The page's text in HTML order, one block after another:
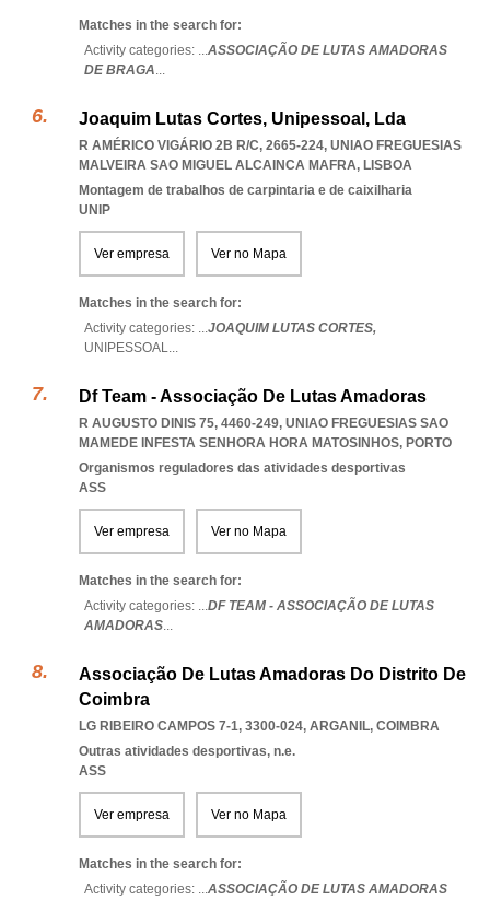
Matches in the search for:
Activity categories: ...ASSOCIAÇÃO DE LUTAS AMADORAS
DE BRAGA...
Joaquim Lutas Cortes, Unipessoal, Lda
R AMÉRICO VIGÁRIO 2B R/C, 2665-224, UNIAO FREGUESIAS
MALVEIRA SAO MIGUEL ALCAINCA MAFRA, LISBOA
Montagem de trabalhos de carpintaria e de caixilharia
UNIP
Ver empresa Ver no Mapa
Matches in the search for:
Activity categories: ...JOAQUIM LUTAS CORTES,
UNIPESSOAL...
Df Team - Associação De Lutas Amadoras
R AUGUSTO DINIS 75, 4460-249, UNIAO FREGUESIAS SAO
MAMEDE INFESTA SENHORA HORA MATOSINHOS, PORTO
Organismos reguladores das atividades desportivas
ASS
Ver empresa Ver no Mapa
Matches in the search for:
Activity categories: ...DF TEAM - ASSOCIAÇÃO DE LUTAS
AMADORAS...
Associação De Lutas Amadoras Do Distrito De
Coimbra
LG RIBEIRO CAMPOS 7-1, 3300-024, ARGANIL, COIMBRA
Outras atividades desportivas, n.e.
ASS
Ver empresa Ver no Mapa
Matches in the search for:
Activity categories: ...ASSOCIAÇÃO DE LUTAS AMADORAS